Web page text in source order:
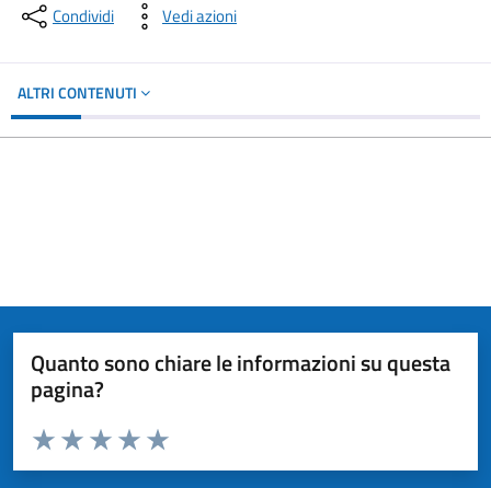
Condividi Vedi azioni
ALTRI CONTENUTI
Quanto sono chiare le informazioni su questa
pagina?
Valuta da 1 a 5 stelle la pagina
Valuta 5 stelle su 5
Valuta 4 stelle su 5
Valuta 3 stelle su 5
Valuta 2 stelle su 5
Valuta 1 stelle su 5